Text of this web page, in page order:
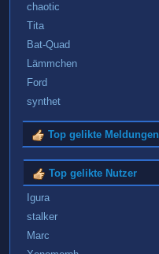
chaotic
Tita
Bat-Quad
Lämmchen
Ford
synthet
Top gelikte Meldungen
Top gelikte Nutzer
Igura
stalker
Marc